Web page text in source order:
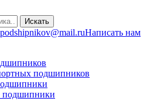
Искать
Написать нам
подшипников
подшипники